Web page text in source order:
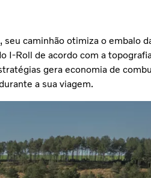
caminhão otimiza o embalo
I-Roll de acordo com a
gera economia de
a sua viagem.